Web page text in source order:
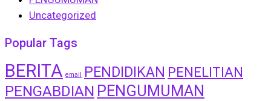
Uncategorized
Popular Tags
BERITA email PENDIDIKAN PENELITIAN
PENGABDIAN PENGUMUMAN